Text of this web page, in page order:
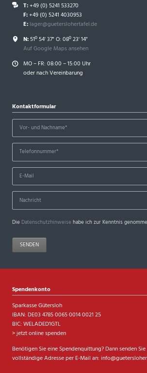
T:+49 (0) 5241 533270
F:+49 (0) 5241 4030953
E: lager@gueterslohertafel.de
N:51º 54' 37" O: 08º 23' 14"
Auf Google Maps ansehen
MO – FR: 08:00 – 15:00 Uhr
oder nach Vereinbarung
Kontaktformular
Die Datenschutzhinweise habe ich zur Kenntnis
SENDEN
Spendenkonto
Sparkasse Gütersloh
IBAN: DE03 4785 0065 0014 0021 25
BIC: WELADED1GTL
> jetzt online spenden
Benötigen Sie eine Spendenquittung? Dann senden
vollständige Adresse per E-Mail an: